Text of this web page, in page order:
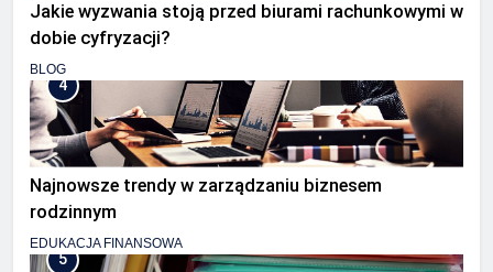
Jakie wyzwania stoją przed biurami rachunkowymi w
dobie cyfryzacji?
BLOG
4
Najnowsze trendy w zarządzaniu biznesem
rodzinnym
EDUKACJA FINANSOWA
5